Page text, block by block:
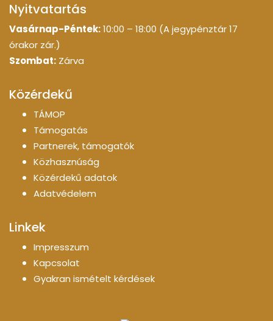
Nyitvatartás
Vasárnap-Péntek:10:00 – 18:00 (A jegypénztár 17
órakor zár.)
Szombat: Zárva
Közérdekű
TÁMOP
Támogatás
Partnerek, támogatók
Közhasznúság
Közérdekű adatok
Adatvédelem
Linkek
Impresszum
Kapcsolat
Gyakran ismételt kérdések